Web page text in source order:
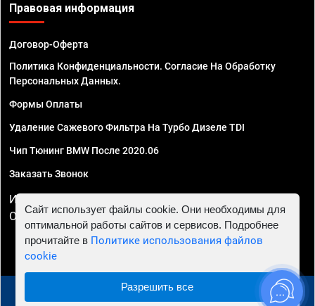
Правовая информация
Договор-Оферта
Политика Конфиденциальности. Согласие На Обработку
Персональных Данных.
Формы Оплаты
Удаление Сажевого Фильтра На Турбо Дизеле TDI
Чип Тюнинг BMW После 2020.06
Заказать Звонок
ИП Смирнов Георгий Павлович. ИНН 781302555843,
ОГРНИП 324470400032610
© 2010 - 2026 Чип тюнинг в Воронеже - Автосервис
Сайт использует файлы cookie. Они необходимы для
оптимальной работы сайтов и сервисов. Подробнее
прочитайте в Политике использования файлов
cookie
Разрешить все